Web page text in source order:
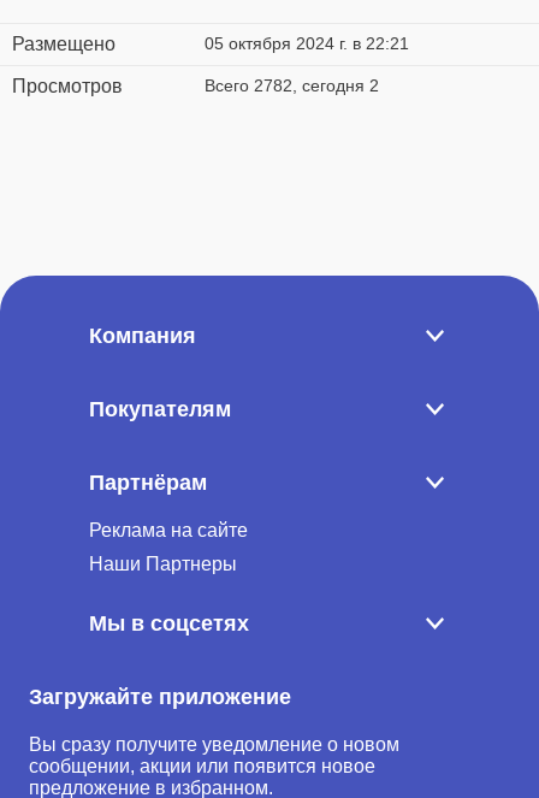
Размещено 05 октября 2024 г. в 22:21
Просмотров Всего 2782, сегодня 2
Компания
Покупателям
Партнёрам
Реклама на сайте
Наши Партнеры
Мы в соцсетях
Загружайте приложение
Вы сразу получите уведомление о новом
сообщении, акции или появится новое
предложение в избранном.